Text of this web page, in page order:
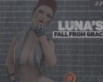
3.9